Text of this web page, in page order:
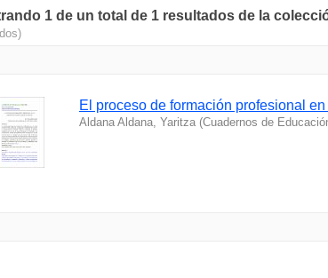
1 de un total de 1 resultados de la
El proceso de formación profesional
Aldana Aldana, Yaritza (Cuadernos de